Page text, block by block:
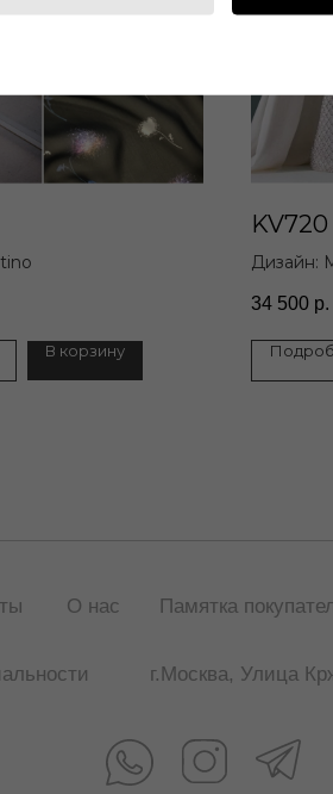
В корзину
KV720
Дизайн:
34 500 р.
О нас Памятка
Публичная оферта
г.Москва, Улица